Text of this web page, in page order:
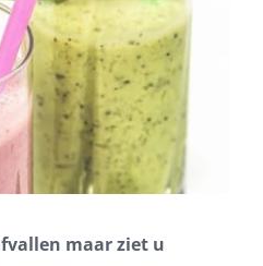
maar ziet u